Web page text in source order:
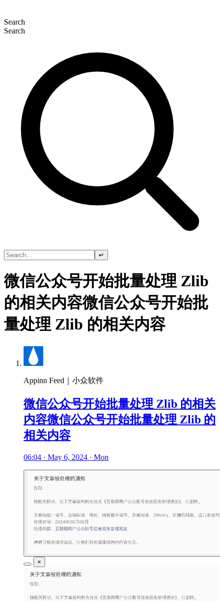
Search
Search
↵
微信公众号开始批量处理 Zlib
的相关内容微信公众号开始批
量处理 Zlib 的相关内容
Appinn Feed｜小众软件
微信公众号开始批量处理 Zlib 的相关
内容微信公众号开始批量处理 Zlib 的
相关内容
06:04 · May 6, 2024 · Mon
×